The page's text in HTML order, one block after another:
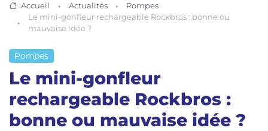
Accueil Actualités
Pompes
Le mini-gonfleur rechargeable Rockbros : bonne ou
mauvaise idée ?
Pompes
Le mini-gonfleur
rechargeable Rockbros :
bonne ou mauvaise idée ?